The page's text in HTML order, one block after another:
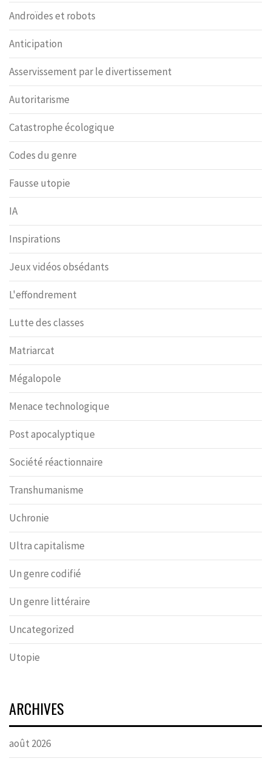
Androïdes et robots
Anticipation
Asservissement par le divertissement
Autoritarisme
Catastrophe écologique
Codes du genre
Fausse utopie
IA
Inspirations
Jeux vidéos obsédants
L'effondrement
Lutte des classes
Matriarcat
Mégalopole
Menace technologique
Post apocalyptique
Société réactionnaire
Transhumanisme
Uchronie
Ultra capitalisme
Un genre codifié
Un genre littéraire
Uncategorized
Utopie
ARCHIVES
août 2026